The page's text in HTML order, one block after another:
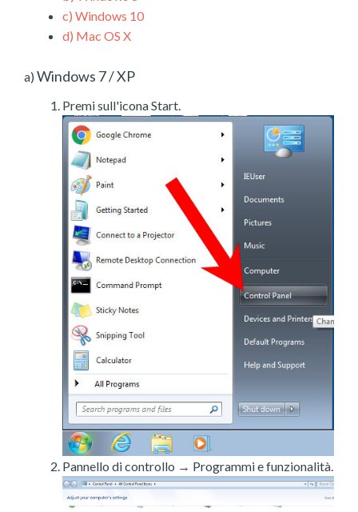
c) Windows 10
d) Mac OS X
a) Windows 7 / XP
Premi sull'icona Start.
Pannello di controllo → Programmi e funzionalità.